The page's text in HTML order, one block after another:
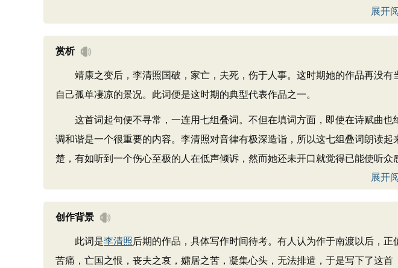
展开
赏析
靖康之变后，李清照国破，家亡，夫死，伤于人事。这时期她的作品再没有
自己孤单凄凉的景况。此词便是这时期的典型代表作品之一。
这首词起句便不寻常，一连用七组叠词。不但在填词方面，即使在诗赋曲也
调和谐是一个很重要的内容。李清照对音律有极深造诣，所以这七组叠词朗读
楚，有如听到一个伤心至极的人在低声倾诉，然而她还未开口就觉得已能使听众
展开
创作背景
此词是李清照后期的作品，具体写作时间待考。有人认为作于南渡以后，
苦痛，亡国之恨，丧夫之哀，孀居之苦，凝集心头，无法排遣，于是写下了这首